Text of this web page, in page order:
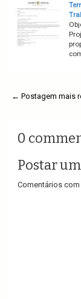
← Postagem mais
0
Postar
Comentários